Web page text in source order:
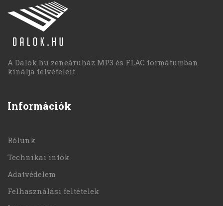
A Dalok.hu zeneáruház MP3 és FLAC formátumban
kínálja felvételeit.
Információk
Rólunk
Technikai infók
Adatvédelem
Felhasználási feltételek